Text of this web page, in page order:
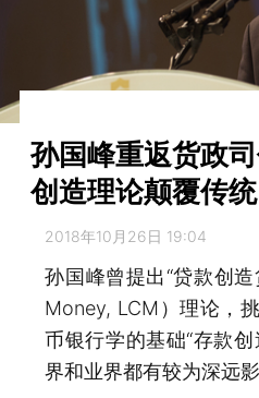
孙国峰重返货政
创造理论颠覆传统
2018年10月26日 19:04
孙国峰曾提出“贷款创
Money, LCM）理论，
币银行学的基础“存款
界和业界都有较为深远影